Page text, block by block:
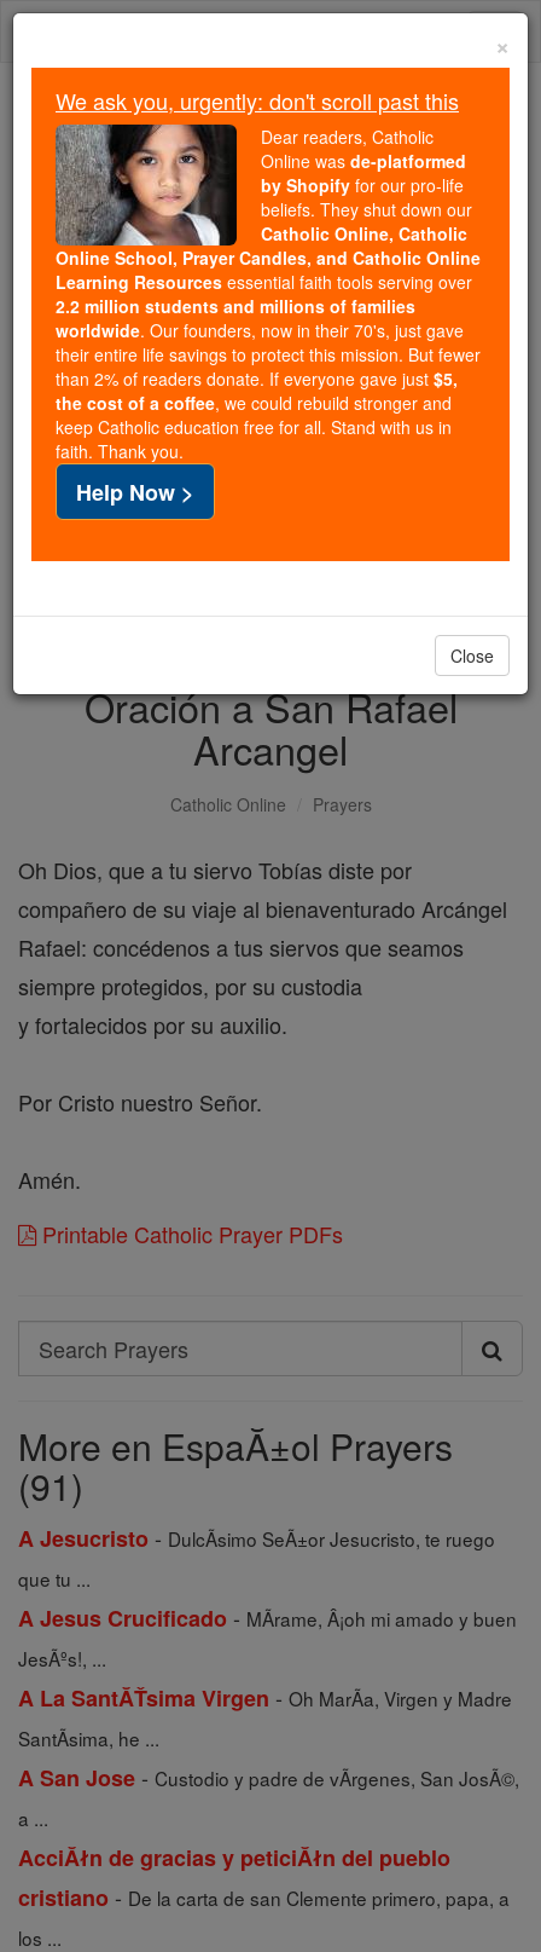
Skip
Because of You, 2.2 Million
Students Are Being Formed in the
Faith
Because of generous supporters like you,
Catholic Online School has already delivered
free, faithful Catholic education to over 2.2
million students across 193 countries. In an age
of noise and algorithms, you are helping form
souls with truth, prayer, Scripture, and Christ.
If everyone who reads this gave just $5 — the
cost of a coffee — we could reach even more
families and keep this life-changing formation
free for all. Be Courageous. Be Catholic. Stand
with us today.
DONATE TODAY >
Oración a San Rafael
Arcangel
Catholic Online Prayers
Oh Dios, que a tu siervo Tobías diste por
compañero de su viaje al bienaventurado Arcángel
Rafael: concédenos a tus siervos que seamos
siempre protegidos, por su custodia
y fortalecidos por su auxilio.
Por Cristo nuestro Señor.
Amén.
Printable Catholic Prayer PDFs
Search
Search
More en EspaĂ±ol Prayers
(91)
A Jesucristo - DulcÃ­simo SeÃ±or Jesucristo, te ruego
que tu ...
A Jesus Crucificado - MÃ­rame, Â¡oh mi amado y buen
JesÃºs!, ...
A La SantĂŤsima Virgen - Oh MarÃ­a, Virgen y Madre
SantÃ­sima, he ...
A San Jose - Custodio y padre de vÃ­rgenes, San JosÃ©,
a ...
AcciĂłn de gracias y peticiĂłn del pueblo
cristiano - De la carta de san Clemente primero, papa, a
los ...
×
We ask you, urgently: don't scroll past this
Dear readers, Catholic
Online was de-platformed
by Shopify for our pro-life
beliefs. They shut down our
Catholic Online, Catholic
Online School, Prayer Candles, and Catholic Online
Learning Resources essential faith tools serving over
2.2 million students and millions of families
worldwide. Our founders, now in their 70's, just gave
their entire life savings to protect this mission. But fewer
than 2% of readers donate. If everyone gave just $5,
the cost of a coffee, we could rebuild stronger and
keep Catholic education free for all. Stand with us in
faith. Thank you.
Help Now >
Close